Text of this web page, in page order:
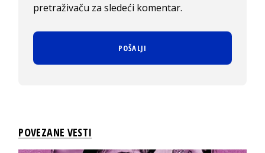
pretraživaču za sledeći komentar.
POVEZANE VESTI